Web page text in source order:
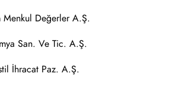
Menkul Değerler A.Ş.
San. Ve Tic. A.Ş.
İhracat Paz. A.Ş.